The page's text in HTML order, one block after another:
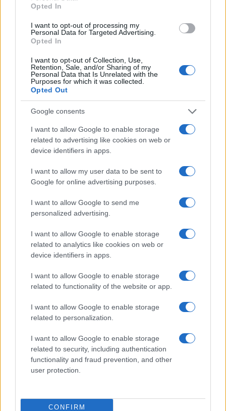
Opted In
I want to opt-out of processing my
Personal Data for Targeted Advertising.
Opted In
I want to opt-out of Collection, Use,
Retention, Sale, and/or Sharing of my
Personal Data that Is Unrelated with the
Purposes for which it was collected.
Opted Out
Google consents
I want to allow Google to enable storage
related to advertising like cookies on web or
device identifiers in apps.
I want to allow my user data to be sent to
Google for online advertising purposes.
I want to allow Google to send me
personalized advertising.
I want to allow Google to enable storage
related to analytics like cookies on web or
device identifiers in apps.
I want to allow Google to enable storage
related to functionality of the website or app.
I want to allow Google to enable storage
related to personalization.
I want to allow Google to enable storage
related to security, including authentication
functionality and fraud prevention, and other
user protection.
CONFIRM
alla componente religiosa. Basti pensare alla
presenza musulmana, che è sempre più forte: la
stima è di 5 milioni di musulmani, ossia il 6 per
ha contribuito a plasmare una società sempre più
multiculturale ma anche con difficoltà di
integrazione.
Apriamo gli occhi: l’islam ci sta colonizzando
Sottovalutare i campanelli d’allarme sarebbe
un errore madornale. Pochi giorni fa l’Europa ha
un comunicato che ha accompagnato la decisione
politica di rafforzare la cooperazione nella lotta al
con i Paesi terzi. La principale fonte di
preoccupazione è il terrorismo di matrice
islamica: “Il Consiglio nota con grande
preoccupazione che la capacità della provincia di
Daesh Khorasan (ISKP) di ispirare e condurre
operazioni esterne, anche in Europa, sta
crescendo“, quanto ribadito dai ministri degli
Esteri al termine della riunione tenuta a Bruxelles.
Medio Oriente, complice la crisi i corso.